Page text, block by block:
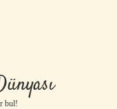
bul!